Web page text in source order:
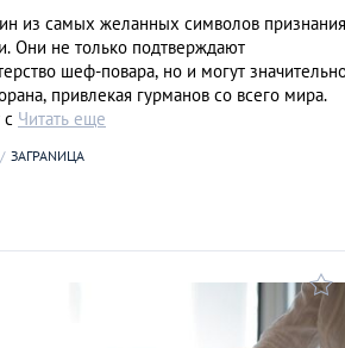
из самых желанных символов признания
Они не только подтверждают
шеф-повара, но и могут
привлекая гурманов со всего мира.
Читать еще
ЗАГРАNИЦА